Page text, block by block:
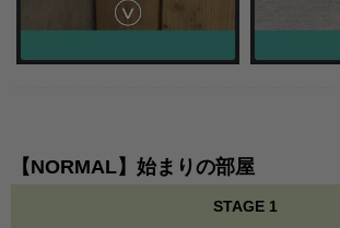
【NORMAL】始まりの部屋
STAGE 1